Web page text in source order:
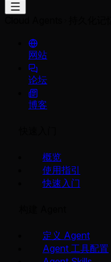
网站
论坛
博客
概览
使用指引
快速入门
定义 Agent
Agent 工具配置